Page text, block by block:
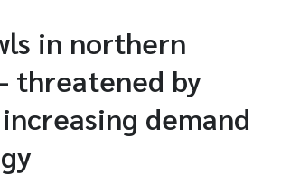
in northern
threatened by
demand